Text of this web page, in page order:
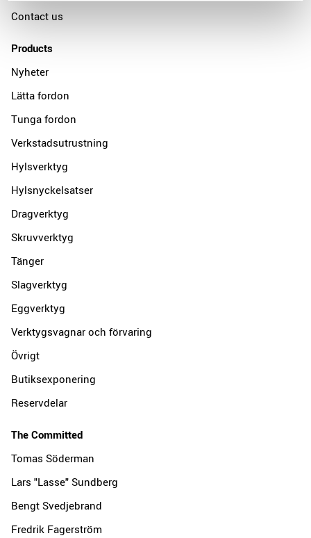
Contact us
Products
Nyheter
Lätta fordon
Tunga fordon
Verkstadsutrustning
Hylsverktyg
Hylsnyckelsatser
Dragverktyg
Skruvverktyg
Tänger
Slagverktyg
Eggverktyg
Verktygsvagnar och förvaring
Övrigt
Butiksexponering
Reservdelar
The Committed
Tomas Söderman
Lars "Lasse" Sundberg
Bengt Svedjebrand
Fredrik Fagerström